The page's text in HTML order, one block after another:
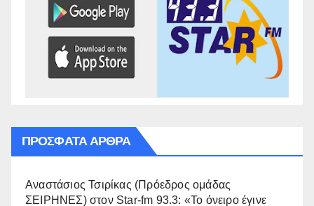
ΠΡΌΣΦΑΤΑ ΆΡΘΡΑ
Αναστάσιος Τσιρίκας (Πρόεδρος ομάδας
ΣΕΙΡΗΝΕΣ) στον Star-fm 93.3: «Το όνειρο έγινε